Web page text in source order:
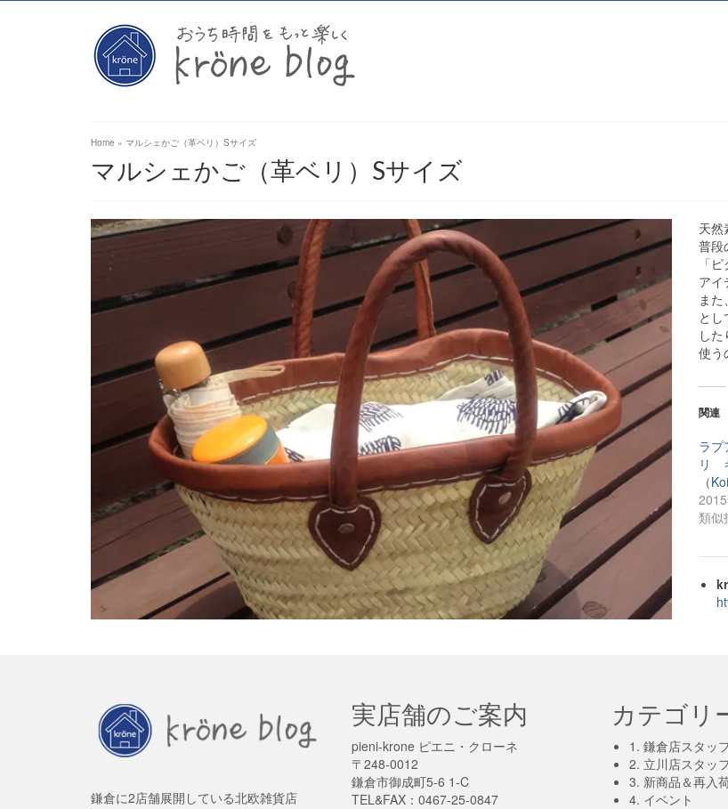
Home » マルシェかご（革ベリ）Sサイズ
マルシェかご（革ベリ）Sサイズ
天然
普段
「
アイ
ま
と
し
使う
関連
ラプ
リ
（
類似
鎌倉に2店舗展開している北欧雑貨店
実店舗のご案内
pieni-krone ピエニ・クローネ
〒248-0012
鎌倉市御成町5-6 1-C
TEL&FAX：0467-25-0847
カテゴリ
1. 鎌倉店スタッ
2. 立川店スタッ
3. 新商品＆再入
4. イベント